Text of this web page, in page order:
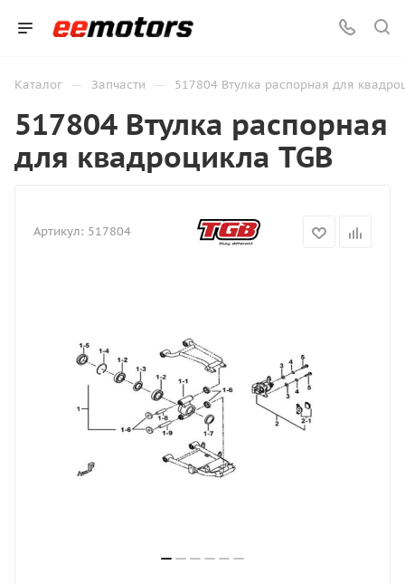
Каталог — Запчасти — 517804 Втулка распорная для
517804 Втулка распорная
для квадроцикла TGB
Артикул: 517804